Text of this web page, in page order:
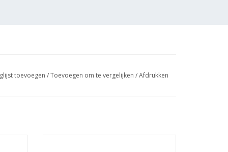
toevoegen /Toevoegen om te vergelijken /Afdrukken